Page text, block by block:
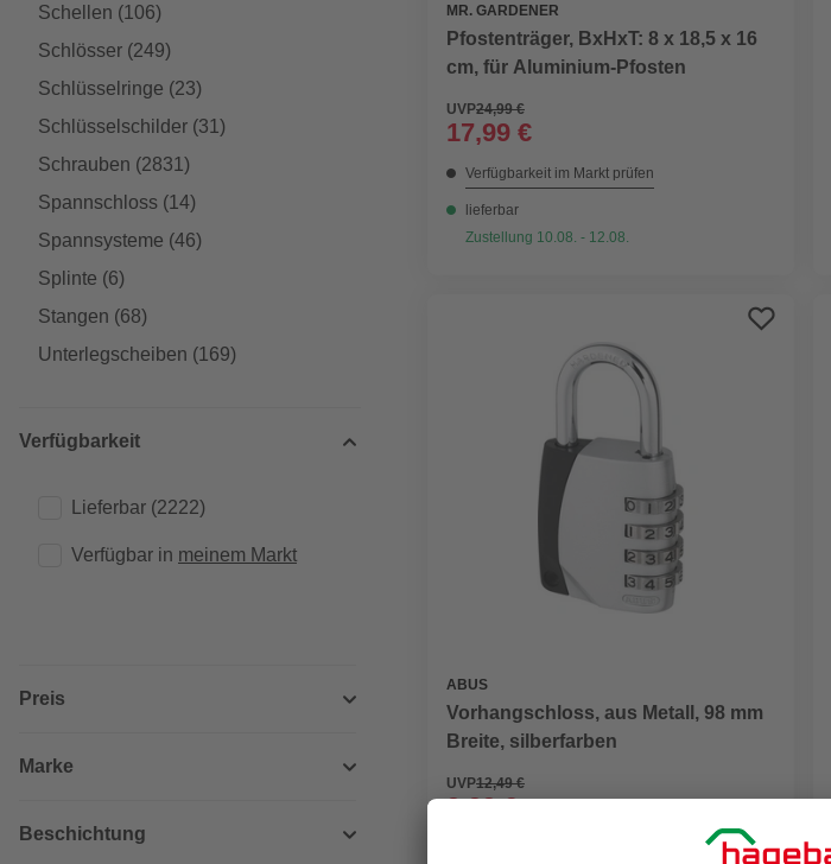
Schellen (106)
Schlösser (249)
Schlüsselringe (23)
Schlüsselschilder (31)
Schrauben (2831)
Spannschloss (14)
Spannsysteme (46)
Splinte (6)
Stangen (68)
Unterlegscheiben (169)
Verfügbarkeit
Lieferbar (2222)
Verfügbar in meinem Markt
Preis
Marke
Beschichtung
MR. GARDENER
Pfostenträger, BxHxT: 8 x 18,5 x 16
cm, für Aluminium-Pfosten
UVP24,99 €
17,99 €
Verfügbarkeit im Markt prüfen
lieferbar
Zustellung 10.08. - 12.08.
ABUS
Vorhangschloss, aus Metall, 98 mm
Breite, silberfarben
UVP12,49 €
9,99 €